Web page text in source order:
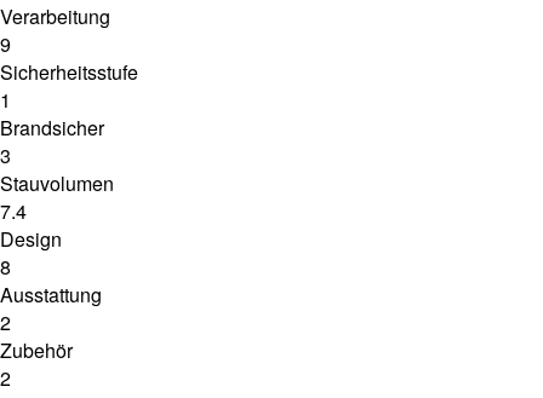
Verarbeitung
9
Sicherheitsstufe
1
Brandsicher
3
Stauvolumen
7.4
Design
8
Ausstattung
2
Zubehör
2